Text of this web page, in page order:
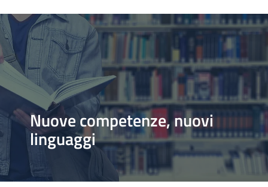
Nuove competenze, nuovi
linguaggi